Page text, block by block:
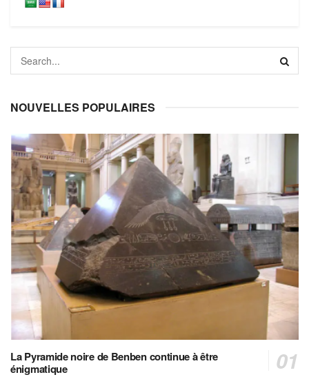
NOUVELLES POPULAIRES
La Pyramide noire de Benben continue à être
énigmatique